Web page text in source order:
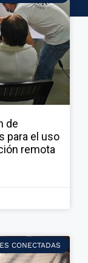
de
para el uso
remota
CONECTADAS